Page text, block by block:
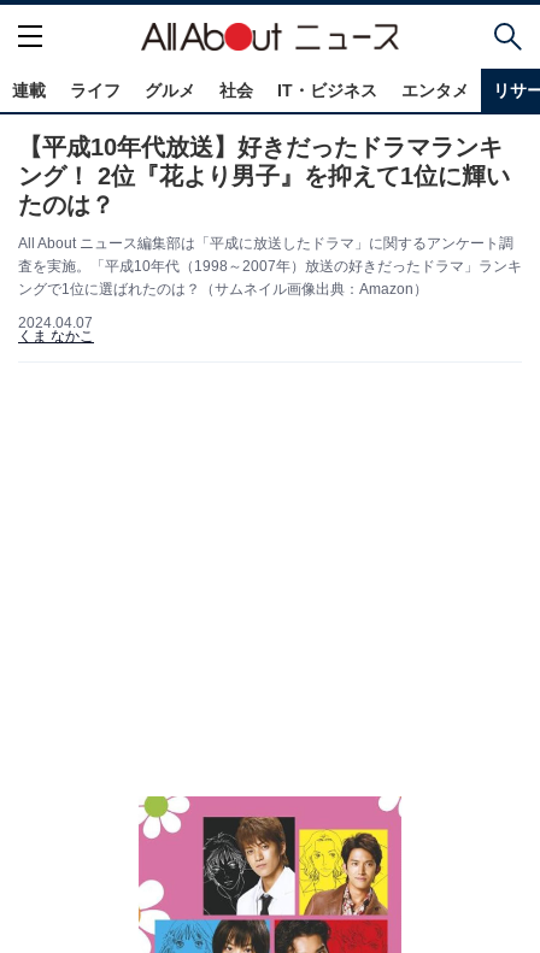
連載 ライフ グルメ 社会 IT・ビジネス エンタメ リサ
【平成10年代放送】好きだったドラマランキ
ング！ 2位『花より男子』を抑えて1位に輝い
たのは？
All About ニュース編集部は「平成に放送したドラマ」に関するアンケート調
査を実施。「平成10年代（1998～2007年）放送の好きだったドラマ」ランキ
ングで1位に選ばれたのは？（サムネイル画像出典：Amazon）
2024.04.07
くま なかこ